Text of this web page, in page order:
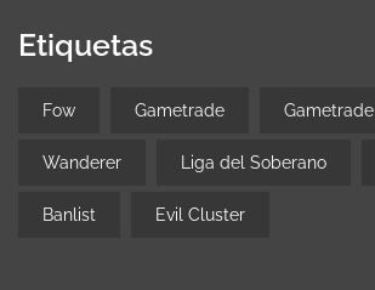
Etiquetas
Fow Gametrade Gametrade
Wanderer Liga del Soberano
Banlist Evil Cluster